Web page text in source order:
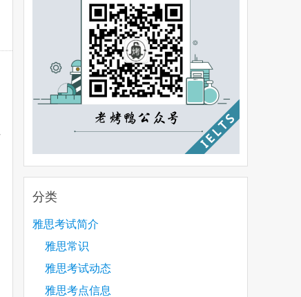
分类
雅思考试简介
雅思常识
雅思考试动态
雅思考点信息